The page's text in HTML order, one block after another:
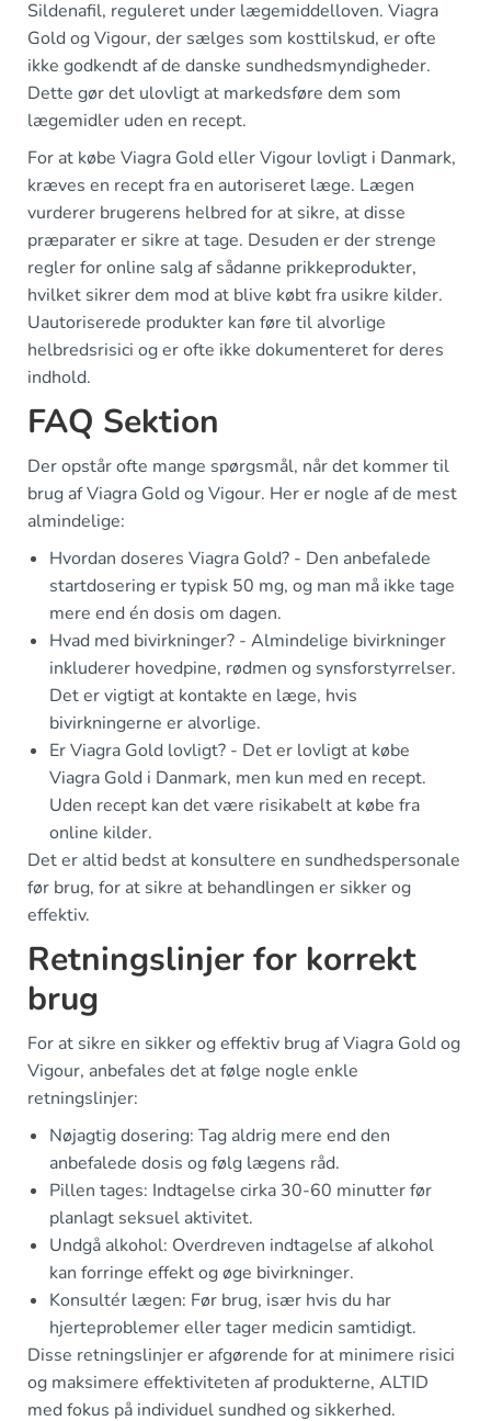
Sildenafil, reguleret under lægemiddelloven. Viagra
Gold og Vigour, der sælges som kosttilskud, er ofte
ikke godkendt af de danske sundhedsmyndigheder.
Dette gør det ulovligt at markedsføre dem som
lægemidler uden en recept.
For at købe Viagra Gold eller Vigour lovligt i Danmark,
kræves en recept fra en autoriseret læge. Lægen
vurderer brugerens helbred for at sikre, at disse
præparater er sikre at tage. Desuden er der strenge
regler for online salg af sådanne prikkeprodukter,
hvilket sikrer dem mod at blive købt fra usikre kilder.
Uautoriserede produkter kan føre til alvorlige
helbredsrisici og er ofte ikke dokumenteret for deres
indhold.
FAQ Sektion
Der opstår ofte mange spørgsmål, når det kommer til
brug af Viagra Gold og Vigour. Her er nogle af de mest
almindelige:
Hvordan doseres Viagra Gold? - Den anbefalede
startdosering er typisk 50 mg, og man må ikke tage
mere end én dosis om dagen.
Hvad med bivirkninger? - Almindelige bivirkninger
inkluderer hovedpine, rødmen og synsforstyrrelser.
Det er vigtigt at kontakte en læge, hvis
bivirkningerne er alvorlige.
Er Viagra Gold lovligt? - Det er lovligt at købe
Viagra Gold i Danmark, men kun med en recept.
Uden recept kan det være risikabelt at købe fra
online kilder.
Det er altid bedst at konsultere en sundhedspersonale
før brug, for at sikre at behandlingen er sikker og
effektiv.
Retningslinjer for korrekt
brug
For at sikre en sikker og effektiv brug af Viagra Gold og
Vigour, anbefales det at følge nogle enkle
retningslinjer:
Nøjagtig dosering: Tag aldrig mere end den
anbefalede dosis og følg lægens råd.
Pillen tages: Indtagelse cirka 30-60 minutter før
planlagt seksuel aktivitet.
Undgå alkohol: Overdreven indtagelse af alkohol
kan forringe effekt og øge bivirkninger.
Konsultér lægen: Før brug, især hvis du har
hjerteproblemer eller tager medicin samtidigt.
Disse retningslinjer er afgørende for at minimere risici
og maksimere effektiviteten af produkterne, ALTID
med fokus på individuel sundhed og sikkerhed.